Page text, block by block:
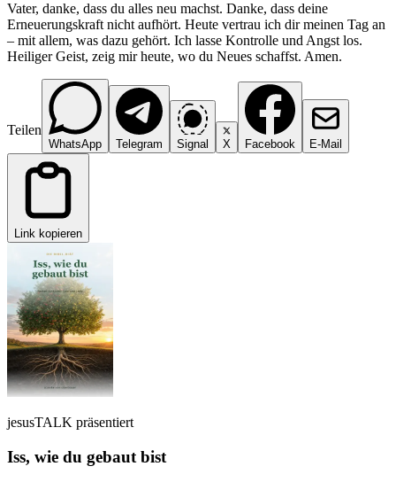
Vater, danke, dass du alles neu machst. Danke, dass deine
Erneuerungskraft nicht aufhört. Heute vertrau ich dir meinen Tag an
– mit allem, was dazu gehört. Ich lasse Kontrolle und Angst los.
Heiliger Geist, zeig mir heute, wo du Neues schaffst. Amen.
Teilen
WhatsApp Telegram Signal X Facebook E-Mail
Link kopieren
jesusTALK präsentiert
Iss, wie du gebaut bist